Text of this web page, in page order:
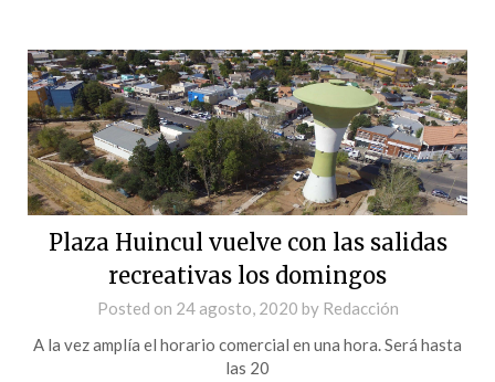
Plaza Huincul vuelve con las salidas
recreativas los domingos
Posted on 24 agosto, 2020 by Redacción
A la vez amplía el horario comercial en una hora. Será hasta
las 20